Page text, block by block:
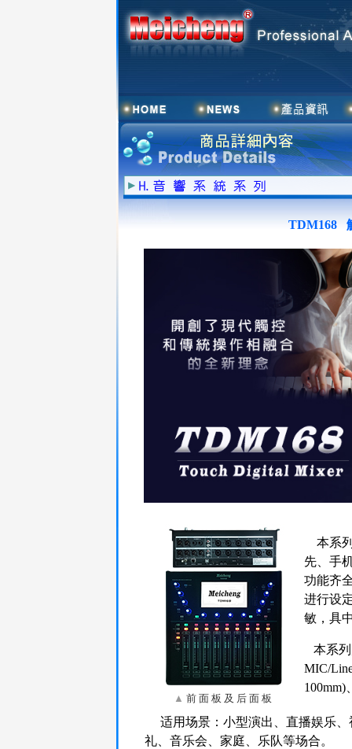
TDM168
▲ 前 面 板 及 后 面 板
本系列
先、手
功能齐
进行设
敏，具
本系列
MIC/
适用场景：小型演出、直播娱乐、
礼、音乐会、家庭、乐队等场合。